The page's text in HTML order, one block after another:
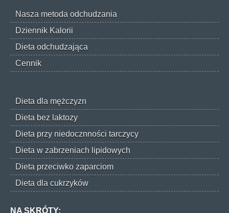
Nasza metoda odchudzania
Dziennik Kalorii
Dieta odchudzająca
Cennik
Dieta dla mężczyzn
Dieta bez laktozy
Dieta przy niedocznności tarczycy
Dieta w zabrzeniach lipidowych
Dieta przeciwko zaparciom
Dieta dla cukrzyków
NA SKRÓTY: